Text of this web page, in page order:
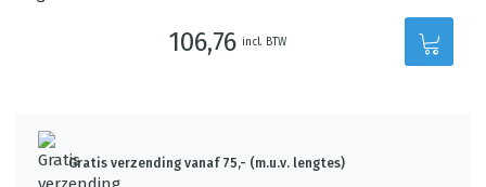
106,76 incl. BTW
Gratis verzending vanaf 75,- (m.u.v. lengtes)